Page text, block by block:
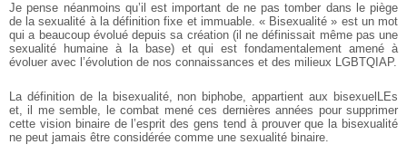
Je pense néanmoins qu’il est important de ne pas tomber dans le piège
de la sexualité àla définition fixe et immuable. « Bisexualité » est un mot
qui abeaucoup évolué depuis sa création (il ne définissait même pas une
sexualité humaine à la base)et qui est fondamentalement amené à
évoluer avec l’évolution de nos connaissances et des milieux LGBTQIAP.
La définition de la bisexualité, non biphobe, appartient aux bisexuelLEs
et, il me semble, le combat mené ces dernières années pour supprimer
cette vision binaire de l’esprit des gens tend à prouver que la bisexualité
ne peut jamais être considérée comme une sexualité binaire.